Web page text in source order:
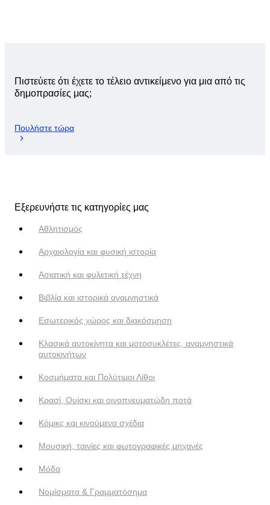
Πιστεύετε ότι έχετε το τέλειο αντικείμενο για μια από τις
δημοπρασίες μας;
Πουλήστε τώρα
Εξερευνήστε τις κατηγορίες μας
Αθλητισμός
Αρχαιολογία και φυσική ιστορία
Ασιατική και φυλετική τέχνη
Βιβλία και ιστορικά αναμνηστικά
Εσωτερικός χώρος και διακόσμηση
Κλασικά αυτοκίνητα και μοτοσυκλέτες, αναμνηστικά
αυτοκινήτων
Κοσμήματα και Πολύτιμοι Λίθοι
Κρασί, Ουίσκι και οινοπνευματώδη ποτά
Κόμικς και κινούμενα σχέδια
Μουσική, ταινίες και φωτογραφικές μηχανές
Μόδα
Νομίσματα & Γραμματόσημα